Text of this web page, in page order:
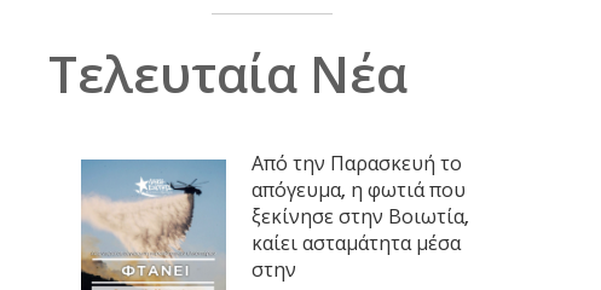
Τελευταία Νέα
Από την Παρασκευή το
απόγευμα, η φωτιά που
ξεκίνησε στην Βοιωτία,
καίει ασταμάτητα μέσα
στην